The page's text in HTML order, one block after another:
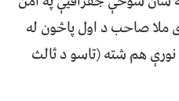
صاحب د اول پاڅون له
نورې هم شته (تاسو د ثالث